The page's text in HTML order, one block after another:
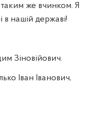
же вчинком. Я
нашій державі!
Зіновійович.
Іван Іванович,